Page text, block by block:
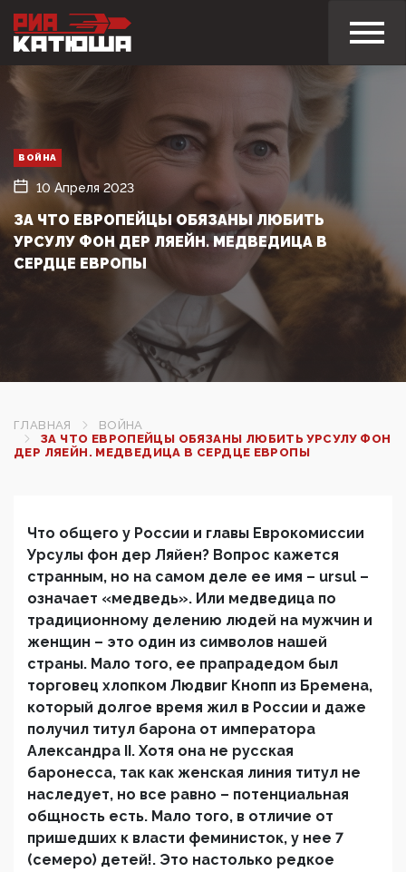
ВОЙНА
10 Апреля 2023
ЗА ЧТО ЕВРОПЕЙЦЫ ОБЯЗАНЫ ЛЮБИТЬ
УРСУЛУ ФОН ДЕР ЛЯЕЙН. МЕДВЕДИЦА В
СЕРДЦЕ ЕВРОПЫ
ГЛАВНАЯ
ВОЙНА
ЗА ЧТО ЕВРОПЕЙЦЫ ОБЯЗАНЫ ЛЮБИТЬ УРСУЛУ ФОН
ДЕР ЛЯЕЙН. МЕДВЕДИЦА В СЕРДЦЕ ЕВРОПЫ
Что общего у России и главы Еврокомиссии
Урсулы фон дер Ляйен? Вопрос кажется
странным, но на самом деле ее имя – ursul –
означает «медведь». Или медведица по
традиционному делению людей на мужчин и
женщин – это один из символов нашей
страны. Мало того, ее прапрадедом был
торговец хлопком Людвиг Кнопп из Бремена,
который долгое время жил в России и даже
получил титул барона от императора
Александра II. Хотя она не русская
баронесса, так как женская линия титул не
наследует, но все равно – потенциальная
общность есть. Мало того, в отличие от
пришедших к власти феминисток, у нее 7
(семеро) детей!. Это настолько редкое